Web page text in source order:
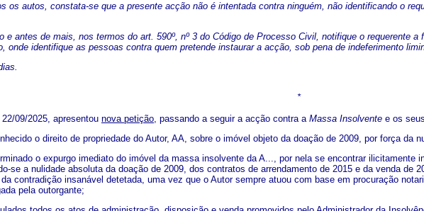
os autos, constata-se que a presente acção não é intentada contra ninguém, não identificando o
e antes de mais, nos termos do art. 590º, nº 3 do Código de Processo Civil, notifique o requerente
onde identifique as pessoas contra quem pretende instaurar a acção, sob pena de indeferimento
*
09/2025, apresentou nova petição, passando a seguir a acção contra a Massa Insolvente e os seus
o direito de propriedade do Autor, AA, sobre o imóvel objeto da doação de 2009, por força da
o expurgo imediato do imóvel da massa insolvente da A..., por nela se encontrar ilicitamente
se a nulidade absoluta da doação de 2009, dos contratos de arrendamento de 2015 e da venda de
contradição insanável detetada, uma vez que o Autor sempre atuou com base em procuração
pela outorgante;